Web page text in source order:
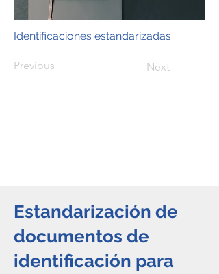
Identificaciones estandarizadas
Previous Next
Estandarización de
documentos de
identificación para